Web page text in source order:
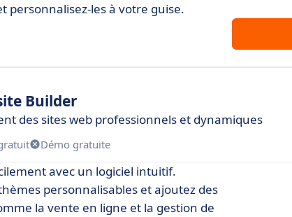
personnalisez-les à votre guise.
Builder
des sites web professionnels et dynamiques
Démo gratuite
avec un logiciel intuitif.
personnalisables et ajoutez des
la vente en ligne et la gestion de